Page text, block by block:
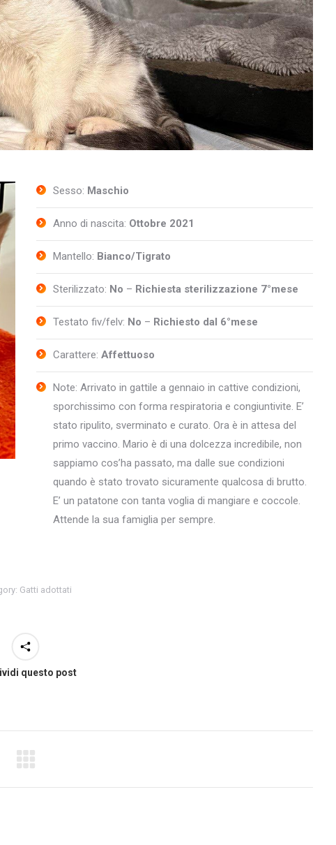
Sesso: Maschio
Anno di nascita: Ottobre 2021
Mantello: Bianco/Tigrato
Sterilizzato: No – Richiesta sterilizzazione 7°mese
Testato fiv/felv: No – Richiesto dal 6°mese
Carattere: Affettuoso
Note: Arrivato in gattile a gennaio in cattive condizioni,
sporchissimo con forma respiratoria e congiuntivite. E’
stato ripulito, sverminato e curato. Ora è in attesa del
primo vaccino. Mario è di una dolcezza incredibile, non
sappiamo cos’ha passato, ma dalle sue condizioni
quando è stato trovato sicuramente qualcosa di brutto.
E’ un patatone con tanta voglia di mangiare e coccole.
Attende la sua famiglia per sempre.
Gatti adottati
questo post